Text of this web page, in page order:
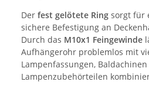
Der fest gelötete Ring sorgt für
sichere Befestigung an
Durch das M10x1 Feingewinde
Aufhängerohr problemlos mit
Lampenfassungen,
Lampenzubehörteilen